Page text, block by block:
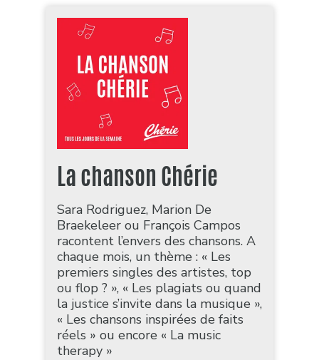
La chanson Chérie
Sara Rodriguez, Marion De
Braekeleer ou François Campos
racontent l’envers des chansons. A
chaque mois, un thème : « Les
premiers singles des artistes, top
ou flop ? », « Les plagiats ou quand
la justice s’invite dans la musique »,
« Les chansons inspirées de faits
réels » ou encore « La music
therapy »